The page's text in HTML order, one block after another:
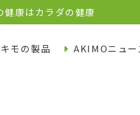
健康はカラダの健康
モの製品 AKIMOニュー